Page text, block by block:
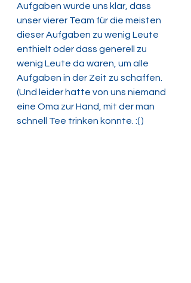
Aufgaben wurde uns klar, dass
unser vierer Team für die meisten
dieser Aufgaben zu wenig Leute
enthielt oder dass generell zu
wenig Leute da waren, um alle
Aufgaben in der Zeit zu schaffen.
(Und leider hatte von uns niemand
eine Oma zur Hand, mit der man
schnell Tee trinken konnte. :( )